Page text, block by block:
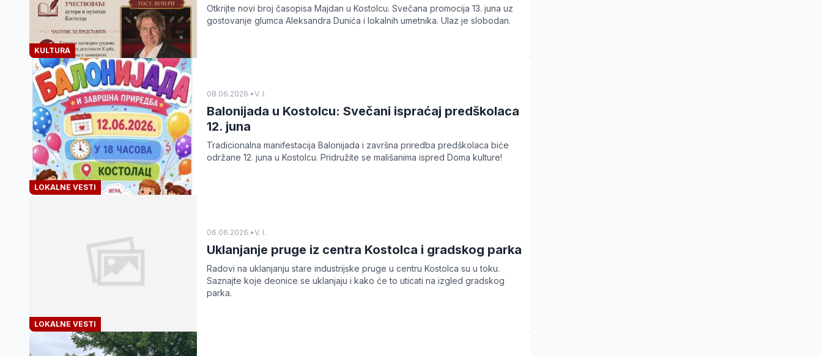
KULTURA
Otkrijte novi broj časopisa Majdan u Kostolcu. Svečana promocija 13. juna uz
gostovanje glumca Aleksandra Dunića i lokalnih umetnika. Ulaz je slobodan.
LOKALNE VESTI
08.06.2026.•V. I.
Balonijada u Kostolcu: Svečani ispraćaj predškolaca
12. juna
Tradicionalna manifestacija Balonijada i završna priredba predškolaca biće
održane 12. juna u Kostolcu. Pridružite se mališanima ispred Doma kulture!
LOKALNE VESTI
06.06.2026.•V. I.
Uklanjanje pruge iz centra Kostolca i gradskog parka
Radovi na uklanjanju stare industrijske pruge u centru Kostolca su u toku.
Saznajte koje deonice se uklanjaju i kako će to uticati na izgled gradskog
parka.